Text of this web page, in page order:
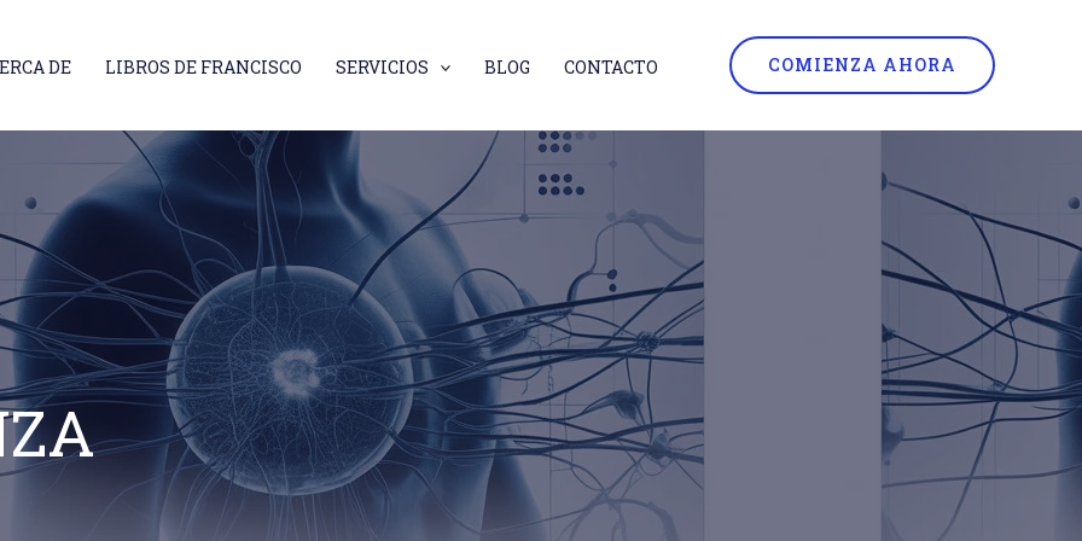
DE LIBROS DE FRANCISCO SERVICIOS BLOG CONTACTO COMIENZA AHORA